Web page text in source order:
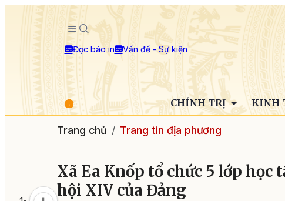
Đọc báo in Vấn đề - Sự kiện
CHÍNH TRỊ KINH
Trang chủ Trang tin địa phương
Xã Ea Knốp tổ chức 5 lớp
hội XIV của Đảng